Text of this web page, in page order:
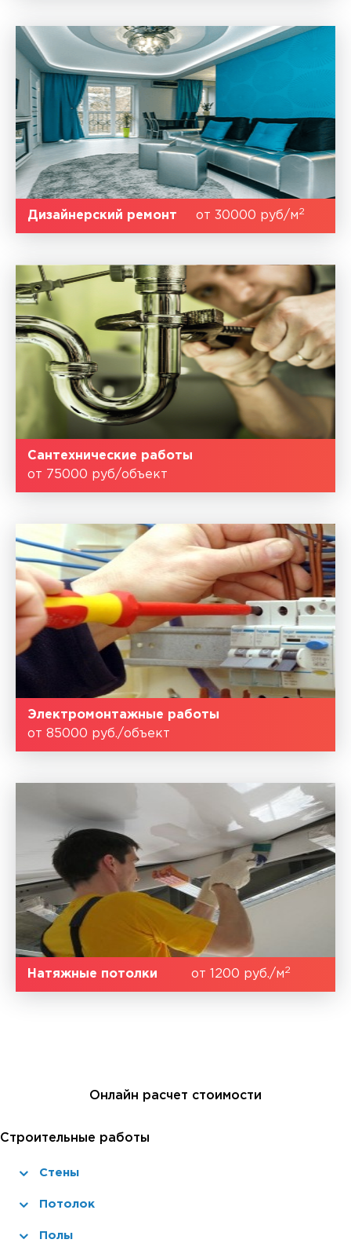
Дизайнерский ремонт от 30000 руб/м2
Сантехнические работы
от 75000 руб/объект
Электромонтажные работы
от 85000 руб./объект
Натяжные потолки от 1200 руб./м2
Онлайн расчет стоимости
Строительные работы
Стены
Потолок
Полы